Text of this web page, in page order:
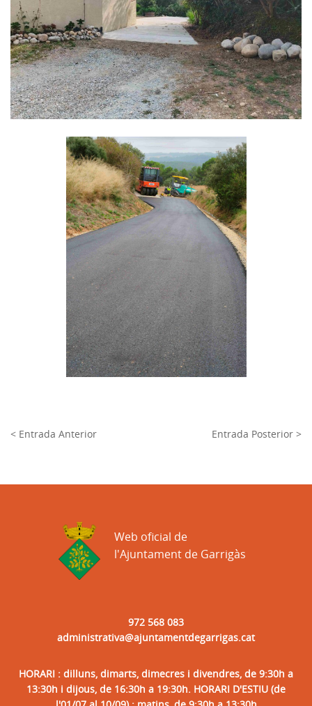
< Entrada Anterior Entrada Posterior >
972 568 083
administrativa@ajuntamentdegarrigas.cat
HORARI : dilluns, dimarts, dimecres i divendres, de 9:30h a
13:30h i dijous, de 16:30h a 19:30h. HORARI D'ESTIU (de
Web oficial de
l'Ajuntament de Garrigàs